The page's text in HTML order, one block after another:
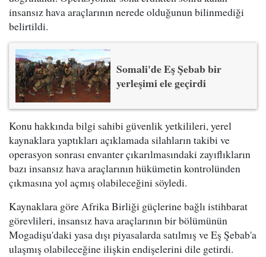
insansız hava araçlarının nerede olduğunun bilinmediği
belirtildi.
Somali'de Eş Şebab bir
yerleşimi ele geçirdi
Konu hakkında bilgi sahibi güvenlik yetkilileri, yerel
kaynaklara yaptıkları açıklamada silahların takibi ve
operasyon sonrası envanter çıkarılmasındaki zayıflıkların
bazı insansız hava araçlarının hükümetin kontrolünden
çıkmasına yol açmış olabileceğini söyledi.
Kaynaklara göre Afrika Birliği güçlerine bağlı istihbarat
görevlileri, insansız hava araçlarının bir bölümünün
Mogadişu'daki yasa dışı piyasalarda satılmış ve Eş Şebab'a
ulaşmış olabileceğine ilişkin endişelerini dile getirdi.